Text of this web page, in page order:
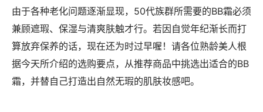
由于各种老化问题逐渐显现，50代族群所需要的BB霜必须
兼顾遮瑕、保湿与清爽肤触才行。若因自觉年纪渐长而打
算放弃保养的话，现在还为时过早喔！请各位熟龄美人根
据今天所介绍的选购要点，从推荐商品中挑选出适合的BB
霜，并替自己打造出自然无瑕的肌肤妆感吧。